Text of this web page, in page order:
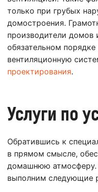
только при грубых
домостроения.
производители домов
обязательном
вентиляционную
проектирования.
Услуги по
Обратившись к
в прямом смысле,
домашнюю
выполним следующие